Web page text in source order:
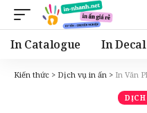
In Catalogue In
Kiến thức > Dịch vụ in ấn > In Văn